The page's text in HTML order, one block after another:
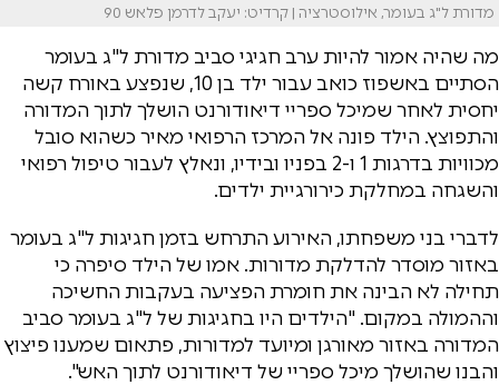
מדורת ל"ג בעומר, אילוסטרציה | קרדיט: יעקב לדרמן פלאש 90
מה שהיה אמור להיות ערב חגיגי סביב מדורת ל"ג בעומר
הסתיים באשפוז כואב עבור ילד בן 10, שנפצע באורח קשה
יחסית לאחר שמיכל ספריי דיאודורנט הושלך לתוך המדורה
והתפוצץ. הילד פונה אל המרכז הרפואי מאיר כשהוא סובל
מכוויות בדרגות 1 ו-2 בפניו ובידיו, ונאלץ לעבור טיפול רפואי
והשגחה במחלקת כירורגיית ילדים.
לדברי בני משפחתו, האירוע התרחש בזמן חגיגות ל"ג בעומר
באזור מוסדר להדלקת מדורות. אמו של הילד סיפרה כי
תחילה לא הבינה את חומרת הפציעה בעקבות החשיכה
וההמולה במקום. "הילדים היו בחגיגות של ל"ג בעומר סביב
המדורה באזור מאורגן ומיועד למדורות, פתאום שמענו פיצוץ
והבנו שהושלך מיכל ספריי של דיאודורנט לתוך האש".